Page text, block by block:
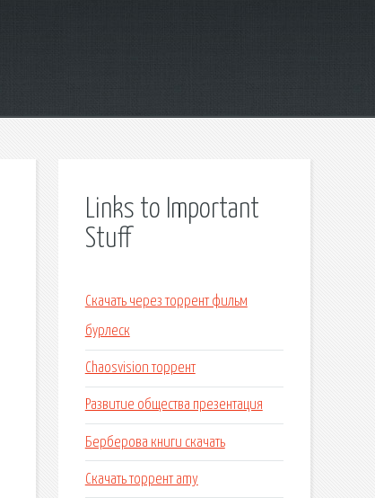
Links to Important
Stuff
Скачать через торрент фильм
бурлеск
Chaosvision торрент
Развитие общества презентация
Берберова книги скачать
Скачать торрент amy